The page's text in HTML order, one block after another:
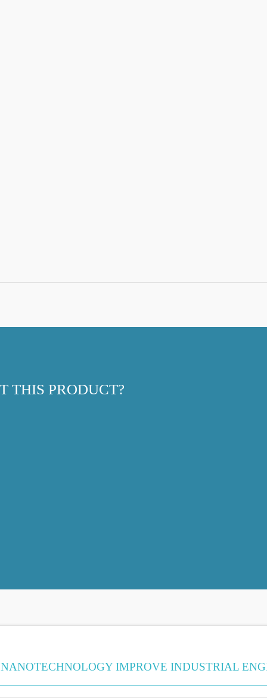
THIS PRODUCT?
IMPROVE INDUSTRIAL